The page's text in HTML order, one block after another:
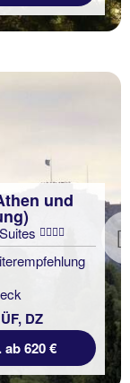
und
DZ
ab 620 €